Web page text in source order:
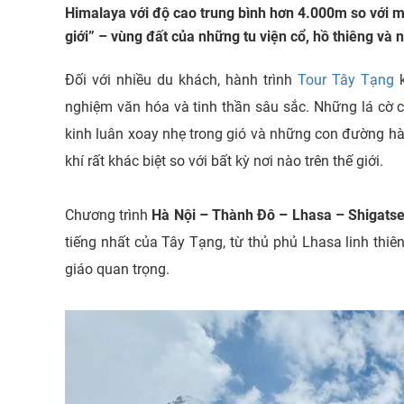
Himalaya với độ cao trung bình hơn 4.000m so với
giới” – vùng đất của những tu viện cổ, hồ thiêng và
Đối với nhiều du khách, hành trình Tour Tây Tạng
nghiệm văn hóa và tinh thần sâu sắc. Những lá cờ
kinh luân xoay nhẹ trong gió và những con đường
khí rất khác biệt so với bất kỳ nơi nào trên thế giới.
Chương trình Hà Nội – Thành Đô – Lhasa –
tiếng nhất của Tây Tạng, từ thủ phủ Lhasa linh
giáo quan trọng.